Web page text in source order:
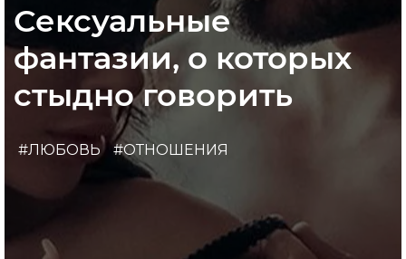
Сексуальные
фантазии, о которых
стыдно говорить
#ЛЮБОВЬ #ОТНОШЕНИЯ